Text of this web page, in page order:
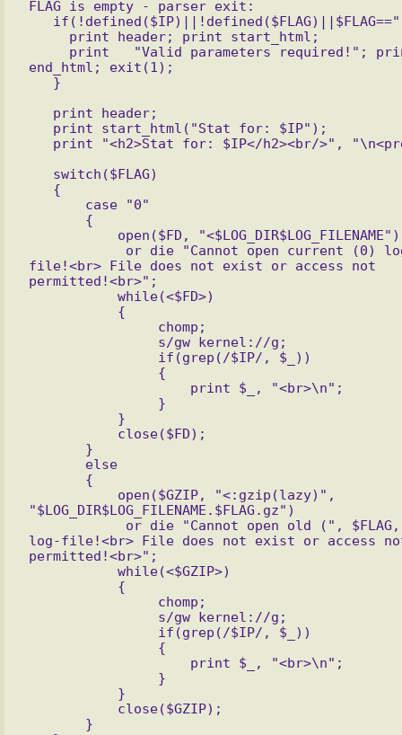
FLAG is empty - parser exit:
end_html; exit(1);
file!<br> File does not exist or access not
permitted!<br>";
"$LOG_DIR$LOG_FILENAME.$FLAG.gz")
log-file!<br> File does not exist or access
permitted!<br>";